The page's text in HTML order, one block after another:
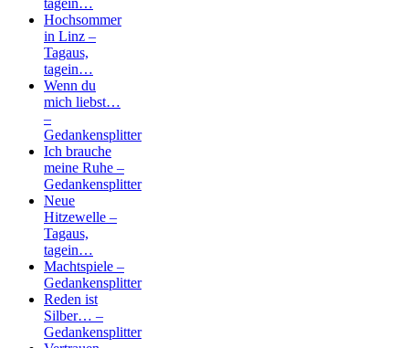
tagein…
Hochsommer
in Linz –
Tagaus,
tagein…
Wenn du
mich liebst…
–
Gedankensplitter
Ich brauche
meine Ruhe –
Gedankensplitter
Neue
Hitzewelle –
Tagaus,
tagein…
Machtspiele –
Gedankensplitter
Reden ist
Silber… –
Gedankensplitter